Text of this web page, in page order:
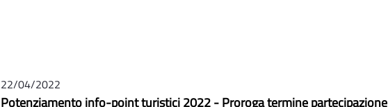
22/04/2022
Potenziamento info-point turistici 2022 - Proroga termine partecipazione